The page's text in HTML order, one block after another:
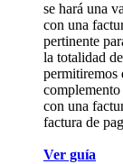
se hará una
con una
pertinente
la totalidad
permitiremos
con una
factura de
Ver guía